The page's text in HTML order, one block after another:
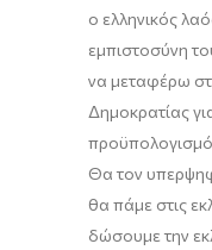
ο ελληνικός
εμπιστοσύνη
να μεταφέρω
Δημοκρατίας
προϋπολογισμό
Θα τον
θα πάμε στις
δώσουμε την